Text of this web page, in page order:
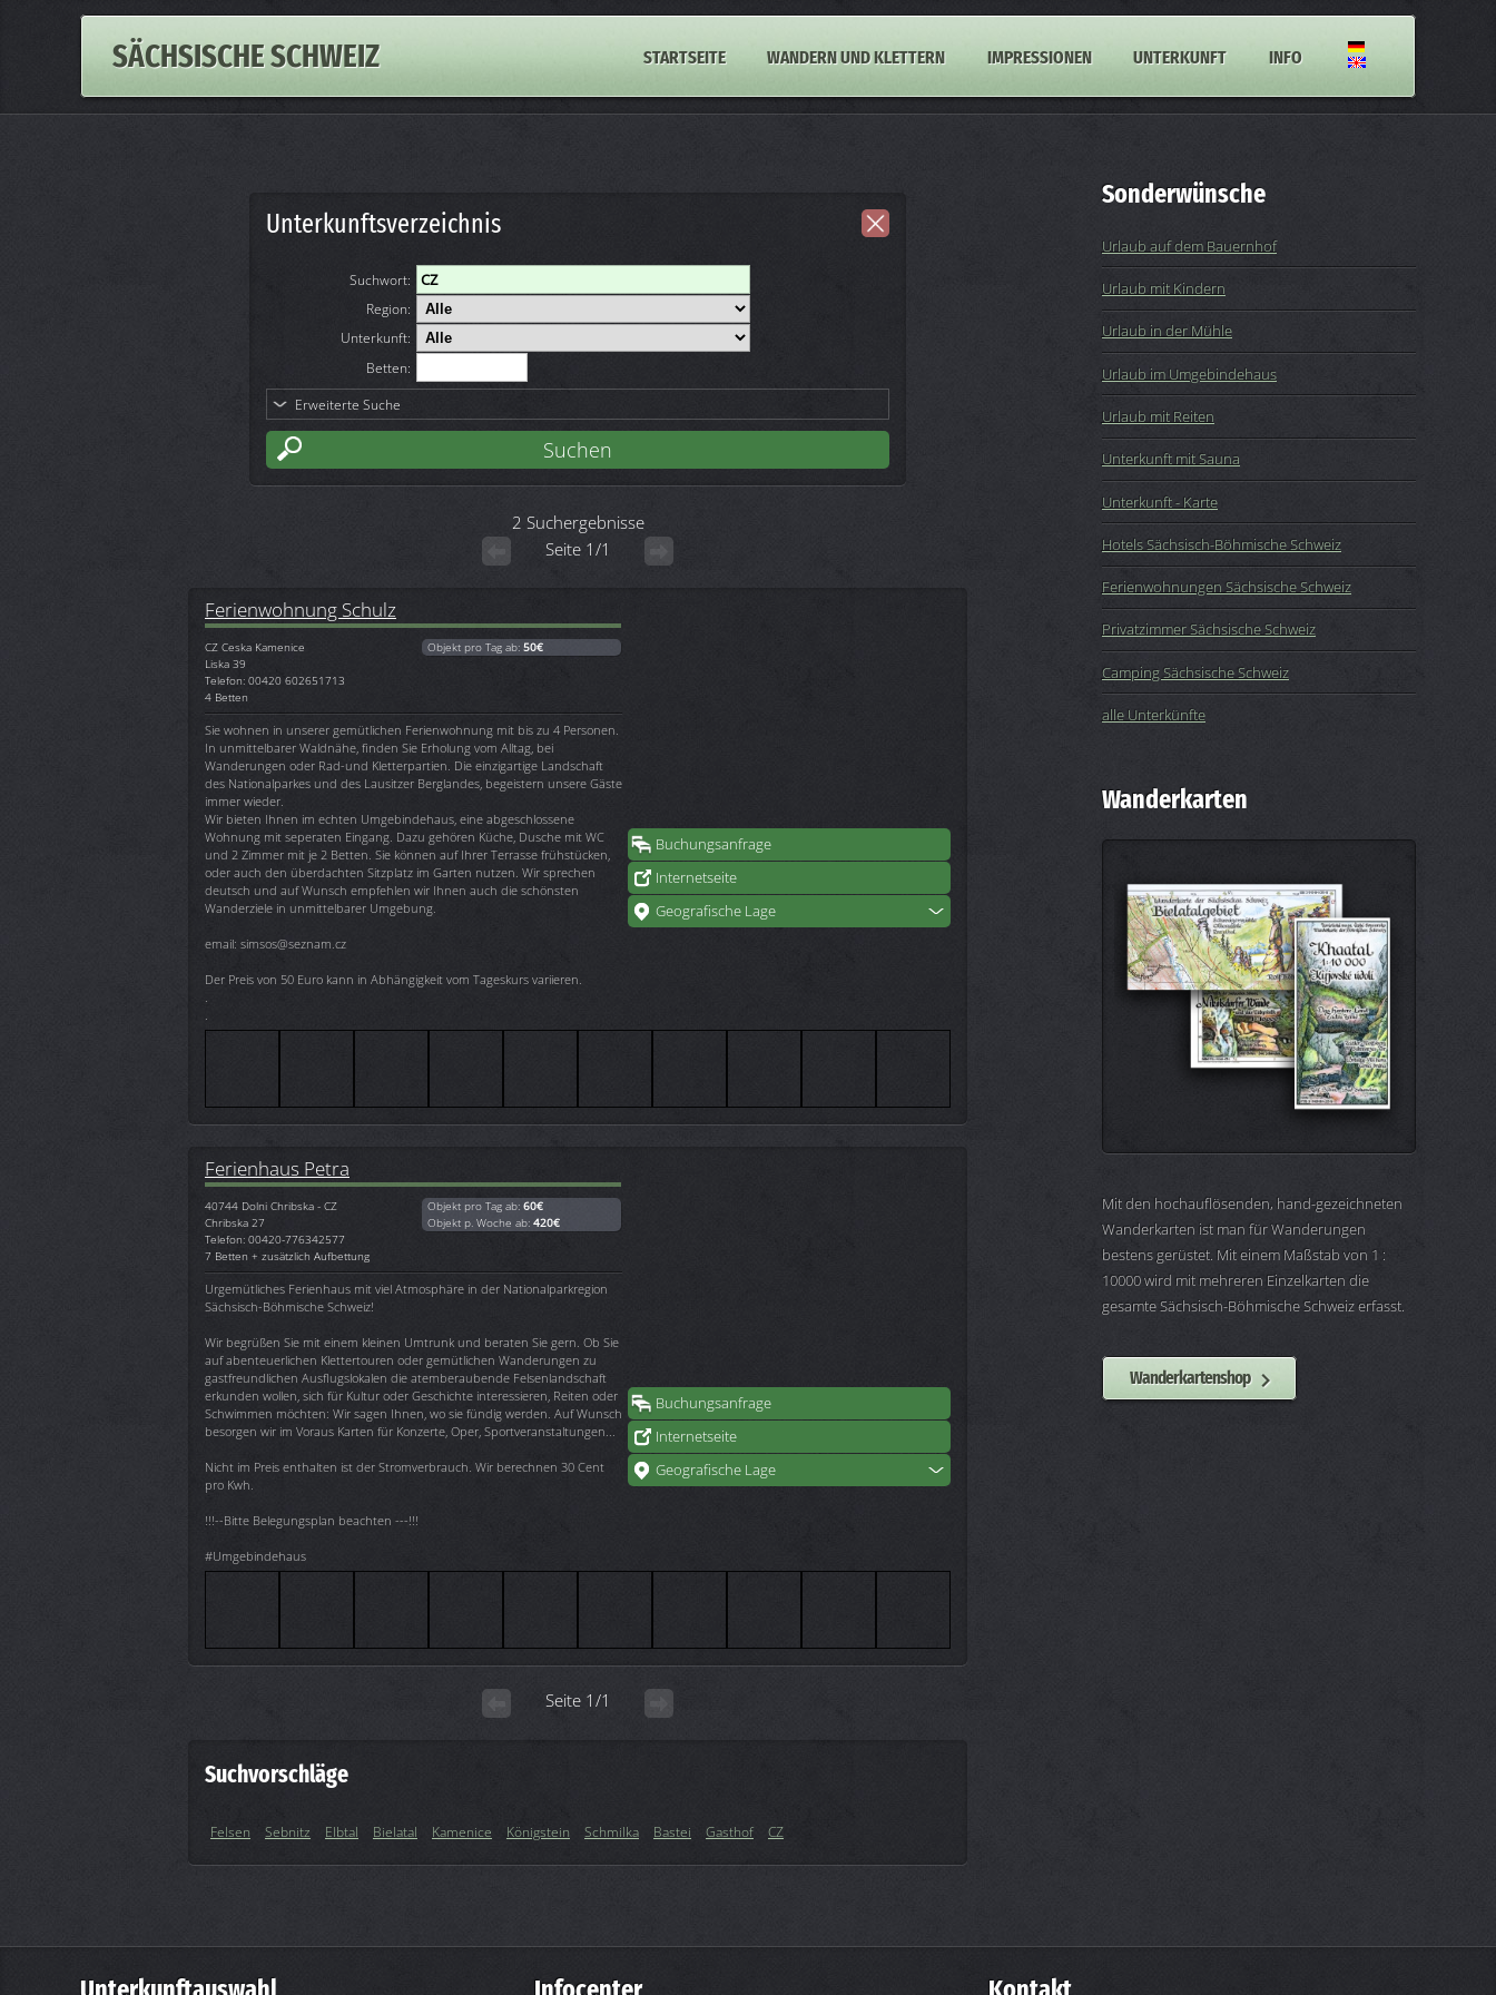
SÄCHSISCHE SCHWEIZ STARTSEITE WANDERN UND KLETTERN IMPRESSIONEN UNTERKUNFT INFO
Unterkunftsverzeichnis
Suchwort:
Region:
Unterkunft:
Betten:
Erweiterte Suche
2 Suchergebnisse
Seite 1/1
Buchungsanfrage
Internetseite
Geografische Lage
Ferienwohnung Schulz
CZ Ceska Kamenice
Liska 39
Telefon: 00420 602651713
4 Betten
Objekt pro Tag ab: 50€
Sie wohnen in unserer gemütlichen Ferienwohnung mit bis zu 4 Personen.
In unmittelbarer Waldnähe, finden Sie Erholung vom Alltag, bei
Wanderungen oder Rad-und Kletterpartien. Die einzigartige Landschaft
des Nationalparkes und des Lausitzer Berglandes, begeistern unsere Gäste
immer wieder.
Wir bieten Ihnen im echten Umgebindehaus, eine abgeschlossene
Wohnung mit seperaten Eingang. Dazu gehören Küche, Dusche mit WC
und 2 Zimmer mit je 2 Betten. Sie können auf Ihrer Terrasse frühstücken,
oder auch den überdachten Sitzplatz im Garten nutzen. Wir sprechen
deutsch und auf Wunsch empfehlen wir Ihnen auch die schönsten
Wanderziele in unmittelbarer Umgebung.
email: simsos@seznam.cz
Der Preis von 50 Euro kann in Abhängigkeit vom Tageskurs variieren.
.
.
Buchungsanfrage
Internetseite
Geografische Lage
Ferienhaus Petra
40744 Dolni Chribska - CZ
Chribska 27
Telefon: 00420-776342577
7 Betten + zusätzlich Aufbettung
Objekt pro Tag ab: 60€
Objekt p. Woche ab: 420€
Urgemütliches Ferienhaus mit viel Atmosphäre in der Nationalparkregion
Sächsisch-Böhmische Schweiz!
Wir begrüßen Sie mit einem kleinen Umtrunk und beraten Sie gern. Ob Sie
auf abenteuerlichen Klettertouren oder gemütlichen Wanderungen zu
gastfreundlichen Ausflugslokalen die atemberaubende Felsenlandschaft
erkunden wollen, sich für Kultur oder Geschichte interessieren, Reiten oder
Schwimmen möchten: Wir sagen Ihnen, wo sie fündig werden. Auf Wunsch
besorgen wir im Voraus Karten für Konzerte, Oper, Sportveranstaltungen...
Nicht im Preis enthalten ist der Stromverbrauch. Wir berechnen 30 Cent
pro Kwh.
!!!--Bitte Belegungsplan beachten ---!!!
#Umgebindehaus
Seite 1/1
Suchvorschläge
Felsen Sebnitz Elbtal Bielatal Kamenice Königstein Schmilka Bastei Gasthof CZ
Sonderwünsche
Urlaub auf dem Bauernhof
Urlaub mit Kindern
Urlaub in der Mühle
Urlaub im Umgebindehaus
Urlaub mit Reiten
Unterkunft mit Sauna
Unterkunft - Karte
Hotels Sächsisch-Böhmische Schweiz
Ferienwohnungen Sächsische Schweiz
Privatzimmer Sächsische Schweiz
Camping Sächsische Schweiz
alle Unterkünfte
Wanderkarten
Mit den hochauflösenden, hand-gezeichneten
Wanderkarten ist man für Wanderungen
bestens gerüstet. Mit einem Maßstab von 1 :
10000 wird mit mehreren Einzelkarten die
gesamte Sächsisch-Böhmische Schweiz erfasst.
Wanderkartenshop